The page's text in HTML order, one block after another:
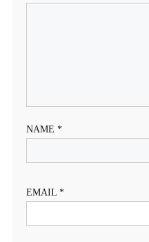
NAME *
EMAIL *